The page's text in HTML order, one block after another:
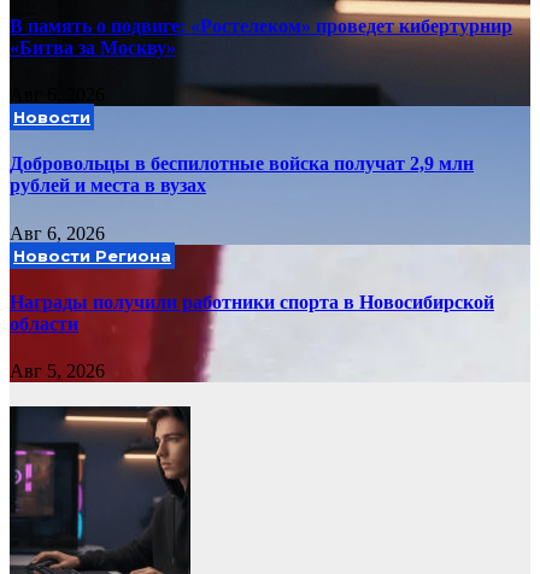
В память о подвиге: «Ростелеком» проведет кибертурнир
«Битва за Москву»
Новости
Добровольцы в беспилотные войска получат 2,9 млн
рублей и места в вузах
Авг 6, 2026
Новости Региона
Награды получили работники спорта в Новосибирской
области
Авг 5, 2026